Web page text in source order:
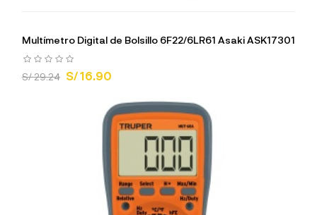
Multímetro Digital de Bolsillo 6F22/6LR61 Asaki ASK17301
S/ 29.24 S/ 16.90